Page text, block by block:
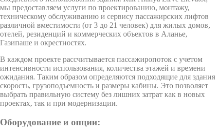
мы предоставляем услуги по проектированию, монтажу,
техническому обслуживанию и сервису пассажирских лифтов
различной вместимости (от 3 до 21 человек) для жилых домов,
отелей, резиденций и коммерческих объектов в Аланье,
Газипаше и окрестностях.
В каждом проекте рассчитывается пассажиропоток с учетом
интенсивности использования, количества этажей и времени
ожидания. Таким образом определяются подходящие для здания
скорость, грузоподъемность и размеры кабины. Это позволяет
выбрать правильную систему без лишних затрат как в новых
проектах, так и при модернизации.
Оборудование и опции: